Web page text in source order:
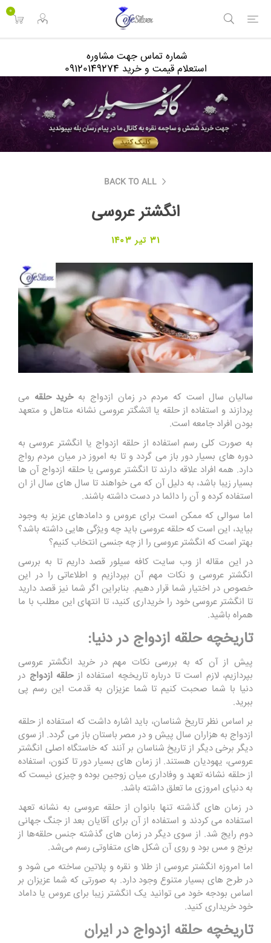
0
شماره تماس جهت مشاوره
استعلام قیمت و خرید 09120149274
BACK TO ALL
انگشتر عروسی
31 تیر 1403
سالیان سال است که مردم در زمان ازدواج بهخرید حلقه می
پردازند و استفاده از حلقه یا اتشگتر عروسی نشانه متاهل و متعهد
بودن افراد جامعه است.
به صورت کلی رسم استفاده از حلقه ازدواج یا انگشتر عروسی به
دوره های بسیار دور باز می گردد و تا به امروز در میان مردم رواج
دارد. همه افراد علاقه دارند تا انگشتر عروسی یا حلقه ازدواج آن ها
بسیار زیبا باشد، به دلیل آن که می خواهند تا سال های سال از ان
استفاده کرده و آن را دائما در دست داشته باشند.
اما سوالی که ممکن است برای عروس و دامادهای عزیز به وجود
بیاید، این است که حلقه عروسی باید چه ویژگی هایی داشته باشد؟
بهتر است که انگشتر عروسی را از چه جنسی انتخاب کنیم؟
در این مقاله از وب سایت کافه سیلور قصد داریم تا به بررسی
انگشتر عروسی و نکات مهم آن بپردازیم و اطلاعاتی را در این
خصوص در اختیار شما قرار دهیم. بنابراین اگر شما نیز قصد دارید
تا انگشتر عروسی خود را خریداری کنید، تا انتهای این مطلب با ما
همراه باشید.
تاریخچه حلقه ازدواج در دنیا:
پیش از آن که به بررسی نکات مهم در خرید انگشتر عروسی
بپردازیم، لازم است تا درباره تاریخچه استفاده ازحلقه ازدواج در
دنیا با شما صحبت کنیم تا شما عزیزان به قدمت این رسم پی
ببرید.
بر اساس نظر تاریخ شناسان، باید اشاره داشت که استفاده از حلقه
ازدواج به هزاران سال پیش و در مصر باستان باز می گردد. از سوی
دیگر برخی دیگر از تاریخ شناسان بر آنند که خاستگاه اصلی انگشتر
عروسی، یهودیان هستند. از زمان های بسیار دور تا کنون، استفاده
از حلقه نشانه تعهد و وفاداری میان زوجین بوده و چیزی نیست که
به دنیای امروزی ما تعلق داشته باشد.
در زمان ‌های گذشته تنها بانوان از حلقه عروسی به نشانه تعهد
استفاده می‌ کردند و استفاده از آن برای آقایان بعد از جنگ جهانی
دوم رایج شد. از سوی دیگر در زمان های گذشته جنس حلقه‌ها از
برنج و مس بود و روی آن شکل ‌های متفاوتی رسم می‌شد.
اما امروزه انگشتر عروسی از طلا و نقره و پلاتین ساخته می شود و
در طرح های بسیار متنوع وجود دارد. به صورتی که شما عزیزان بر
اساس بودجه خود می توانید یک انگشتر زیبا برای عروس یا داماد
خود خریداری کنید.
تاریخچه حلقه ازدواج در ایران